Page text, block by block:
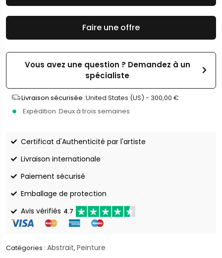
Faire une offre
Vous avez une question ? Demandez à un
spécialiste
Livraison sécurisée :United States (US) - 300,00 €
Expédition :Deux à trois semaines
Certificat d'Authenticité par l'artiste
Livraison internationale
Paiement sécurisé
Emballage de protection
Avis vérifiés 4.7
Catégories : Abstrait, Peinture